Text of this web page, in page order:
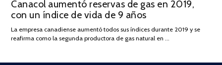
ON
DE
JULIO
2025
Canacol aumentó reservas de gas en 2019,
con un índice de vida de 9 años
La empresa canadiense aumentó todos sus índices durante 2019 y se
reafirma como la segunda productora de gas natural en …